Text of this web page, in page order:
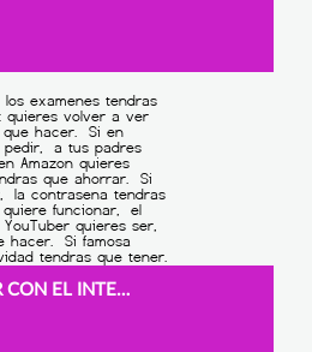
¿QUÉ PUEDO HACER CON EL INTERNET?